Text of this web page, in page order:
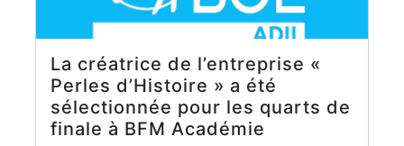
La créatrice de l’entreprise «
Perles d’Histoire » a été
sélectionnée pour les quarts de
finale à BFM Académie